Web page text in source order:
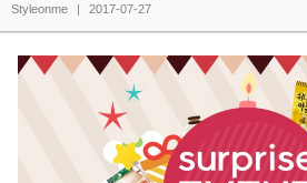
Styleonme
| 2017-07-27